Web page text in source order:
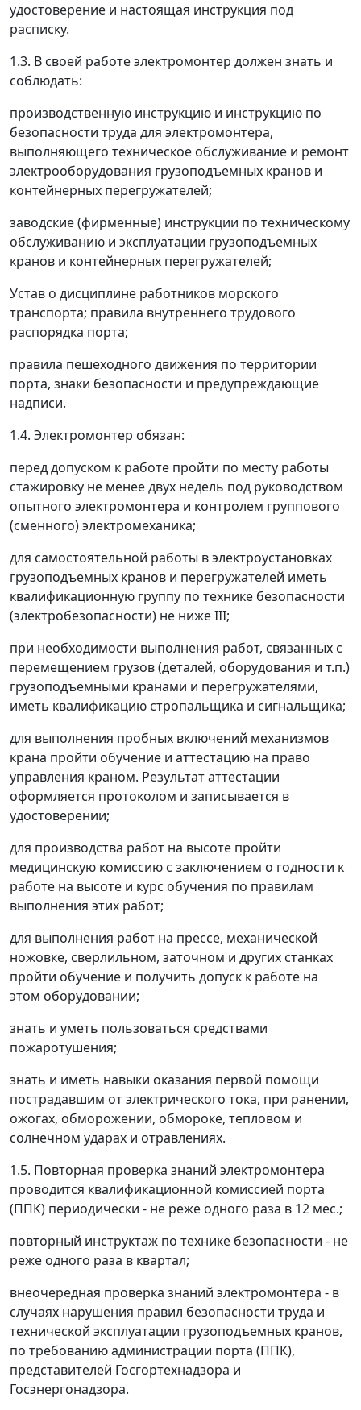
удостоверение и настоящая инструкция под
расписку.
1.3. В своей работе электромонтер должен знать и
соблюдать:
производственную инструкцию и инструкцию по
безопасности труда для электромонтера,
выполняющего техническое обслуживание и ремонт
электрооборудования грузоподъемных кранов и
контейнерных перегружателей;
заводские (фирменные) инструкции по техническому
обслуживанию и эксплуатации грузоподъемных
кранов и контейнерных перегружателей;
Устав о дисциплине работников морского
транспорта; правила внутреннего трудового
распорядка порта;
правила пешеходного движения по территории
порта, знаки безопасности и предупреждающие
надписи.
1.4. Электромонтер обязан:
перед допуском к работе пройти по месту работы
стажировку не менее двух недель под руководством
опытного электромонтера и контролем группового
(сменного) электромеханика;
для самостоятельной работы в электроустановках
грузоподъемных кранов и перегружателей иметь
квалификационную группу по технике безопасности
(электробезопасности) не ниже III;
при необходимости выполнения работ, связанных с
перемещением грузов (деталей, оборудования и т.п.)
грузоподъемными кранами и перегружателями,
иметь квалификацию стропальщика и сигнальщика;
для выполнения пробных включений механизмов
крана пройти обучение и аттестацию на право
управления краном. Результат аттестации
оформляется протоколом и записывается в
удостоверении;
для производства работ на высоте пройти
медицинскую комиссию с заключением о годности к
работе на высоте и курс обучения по правилам
выполнения этих работ;
для выполнения работ на прессе, механической
ножовке, сверлильном, заточном и других станках
пройти обучение и получить допуск к работе на
этом оборудовании;
знать и уметь пользоваться средствами
пожаротушения;
знать и иметь навыки оказания первой помощи
пострадавшим от электрического тока, при ранении,
ожогах, обморожении, обмороке, тепловом и
солнечном ударах и отравлениях.
1.5. Повторная проверка знаний электромонтера
проводится квалификационной комиссией порта
(ППК) периодически - не реже одного раза в 12 мес.;
повторный инструктаж по технике безопасности - не
реже одного раза в квартал;
внеочередная проверка знаний электромонтера - в
случаях нарушения правил безопасности труда и
технической эксплуатации грузоподъемных кранов,
по требованию администрации порта (ППК),
представителей Госгортехнадзора и
Госэнергонадзора.